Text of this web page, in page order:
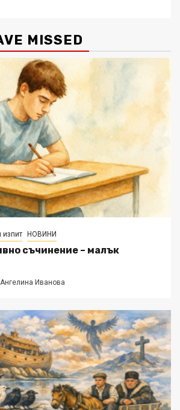
MISSED
изпит НОВИНИ
съчинение – малък
Ангелина Иванова